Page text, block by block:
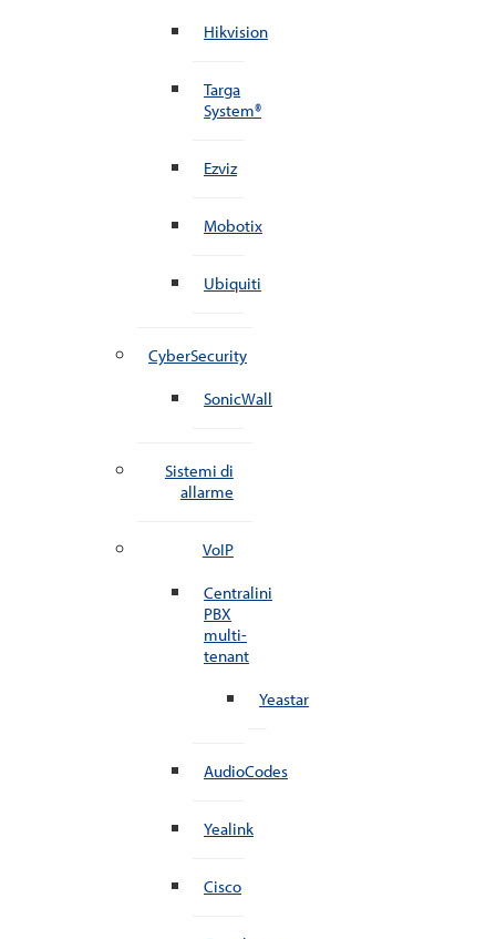
Hikvision
Targa
System®
Ezviz
Mobotix
Ubiquiti
CyberSecurity
SonicWall
Sistemi di
allarme
VoIP
Centralini
PBX
multi-
tenant
Yeastar
AudioCodes
Yealink
Cisco